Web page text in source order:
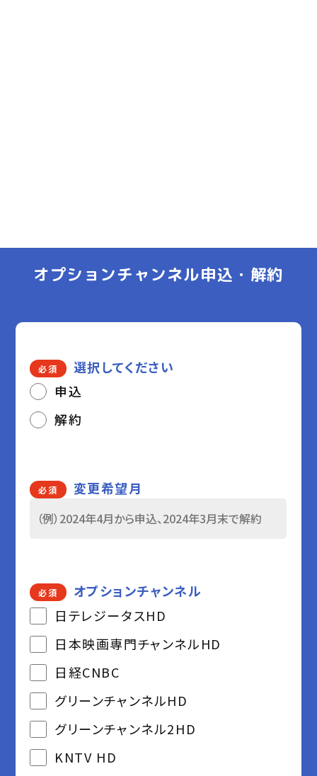
オプションチャンネル申込・解約
必須
選択してください
申込
解約
必須 変更希望月
必須
オプションチャンネル
日テレジータスHD
日本映画専門チャンネルHD
日経CNBC
グリーンチャンネルHD
グリーンチャンネル2HD
KNTV HD